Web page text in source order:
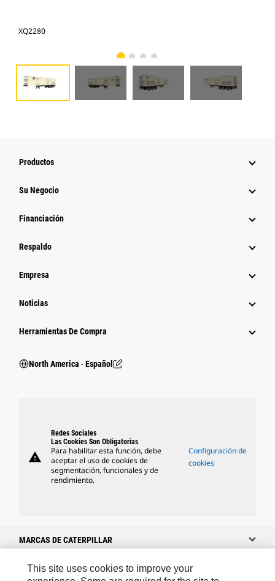
XQ2280
Productos
Su Negocio
Financiación
Respaldo
Empresa
Noticias
Herramientas De Compra
North America ‧ Español
warning
Redes Sociales
Las Cookies Son Obligatorias
Para habilitar esta función, debe
aceptar el uso de cookies de
segmentación, funcionales y de
rendimiento.
Configuración de
cookies
MARCAS DE CATERPILLAR
This site uses cookies to improve your